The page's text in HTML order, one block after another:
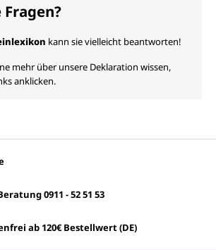
Fragen?
kann sie vielleicht beantworten!
mehr über unsere Deklaration wissen,
anklicken.
0911 - 52 51 53
ab 120€ Bestellwert (DE)